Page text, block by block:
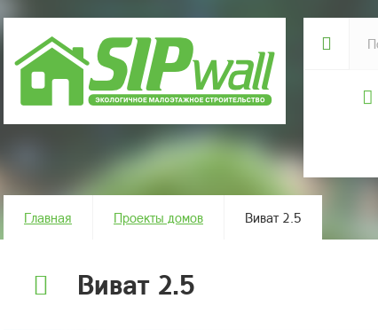
Главная Проекты домов Виват 2.5
Виват 2.5